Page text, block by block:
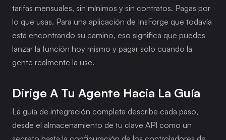
tarifas mensuales, sin mínimos y sin contratos. Pagas por
lo que usas. Para una aplicación de InsForge que todavía
está encontrando su camino, eso significa que puedes
lanzar la función hoy mismo y pagar solo cuando la
gente realmente la use.
Dirige A Tu Agente Hacia La Guía
La guía de integración completa describe cada paso,
desde el almacenamiento de tu clave API como un